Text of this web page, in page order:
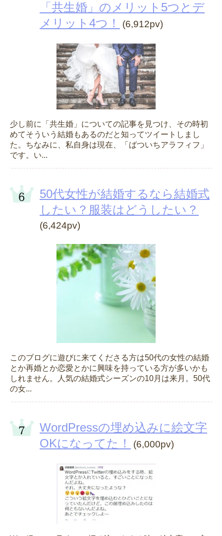
「共生婚」のメリット5つとデ
メリット4つ！
(6,912pv)
少し前に「共生婚」についての記事を見つけ、その時初
めてそういう結婚もあるのだと知ってツイートしまし
た。ちなみに、私自身は現在、「ばついちアラフィフ」
です。い...
50代女性が結婚するなら結婚式
したい？服装はどうしたい？
(6,424pv)
このブログに遊びに来てくださる方は50代の女性の結婚
とか再婚とか恋愛とかに興味を持っている方が多いかも
しれません。人気の結婚式シーズンの10月は来月。50代
の女...
WordPressの埋め込みに絵文字
OKになってた！
(6,000pv)